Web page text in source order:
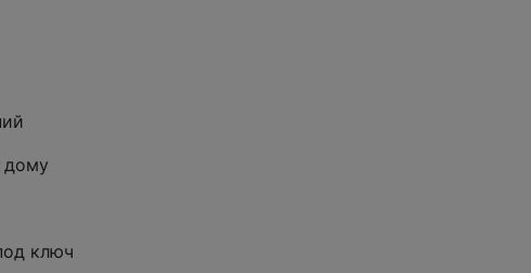
дому
ключ